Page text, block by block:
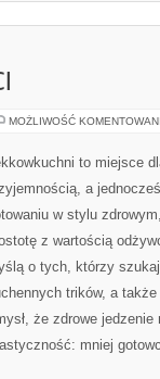
MOŻLIWOŚĆ
to miejsce
a
w stylu
z wartością
o tych, którzy
trików, a
że zdrowe
mniej